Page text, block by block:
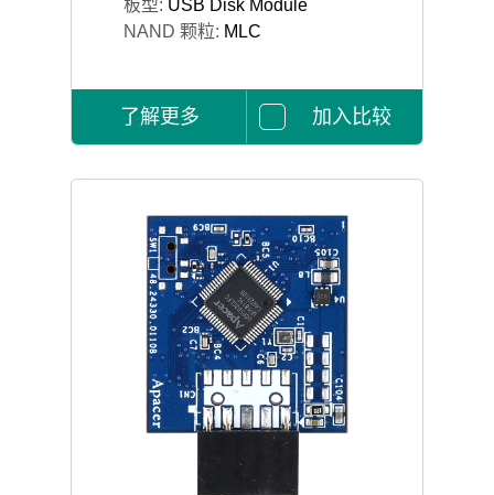
板型: USB Disk Module
NAND 颗粒: MLC
了解更多 加入比较